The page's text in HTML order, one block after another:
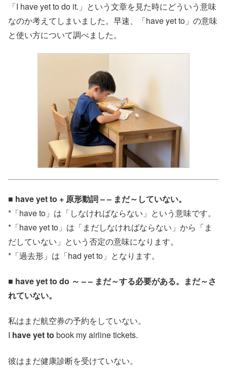
「I have yet to do it.」という文章を見た時にどういう意味
なのか考えてしまいました。早速、「have yet to」の意味
と使い方について調べました。
■ have yet to + 原形動詞 – – まだ～していない。
*「have to」は「しなければならない」という意味です。
*「have yet to」は「まだしなければならない」から「ま
だしていない」という否定の意味になります。
*「過去形」は「had yet to」となります。
■ have yet to do ～ – – まだ～する必要がある。まだ～さ
れていない。
私はまだ航空券の予約をしていない。
I have yet to book my airline tickets.
彼はまだ健康診断を受けていない。